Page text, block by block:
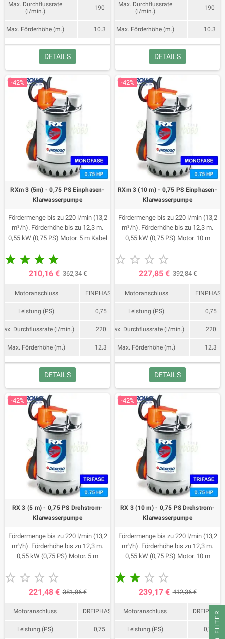
Max. Durchflussrate
(l/min.)
190
Max. Förderhöhe (m.) 10.3
DETAILS
Max. Durchflussrate
(l/min.)
190
Max. Förderhöhe (m.) 10.3
DETAILS
-42%
RXm 3 (5m) - 0,75 PS Einphasen-
Klarwasserpumpe
Fördermenge bis zu 220 l/min (13,2
m³/h). Förderhöhe bis zu 12,3 m.
0,55 kW (0,75 PS) Motor. 5 m Kabel
   
210,16 € 362,34 €
Motoranschluss EINPHASIG
Leistung (PS) 0,75
Durchflussrate (l/min.) 220
Max. Förderhöhe (m.) 12.3
DETAILS
-42%
RXm 3 (10 m) - 0,75 PS Einphasen-
Klarwasserpumpe
Fördermenge bis zu 220 l/min (13,2
m³/h). Förderhöhe bis zu 12,3 m.
0,55 kW (0,75 PS) Motor. 10 m
SCHWIMMEN
   
227,85 € 392,84 €
Motoranschluss
Leistung (PS) 0,75
Max. Durchflussrate (l/min.) 220
Max. Förderhöhe (m.) 12.3
DETAILS
-42%
RX 3 (5 m) - 0,75 PS Drehstrom-
Klarwasserpumpe
Fördermenge bis zu 220 l/min (13,2
m³/h). Förderhöhe bis zu 12,3 m.
0,55 kW (0,75 PS) Motor. 5 m
   
221,48 € 381,86 €
Motoranschluss DREIPHASIG
Leistung (PS) 0,75
-42%
RX 3 (10 m) - 0,75 PS Drehstrom-
Klarwasserpumpe
Fördermenge bis zu 220 l/min (13,2
m³/h). Förderhöhe bis zu 12,3 m.
0,55 kW (0,75 PS) Motor. 10 m
   
239,17 € 412,36 €
Motoranschluss
Leistung (PS) 0,75FILTER